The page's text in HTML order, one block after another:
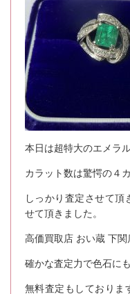
本日は超特大のエメラ
カラット数は驚愕の４
しっかり査定させて頂
せて頂きました。
高価買取店 おい蔵 下関
確かな査定力で色石に
無料査定もしておりま